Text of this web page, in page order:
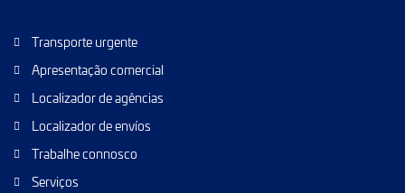
Transporte urgente
Apresentação comercial
Localizador de agências
Localizador de envíos
Trabalhe connosco
Serviços